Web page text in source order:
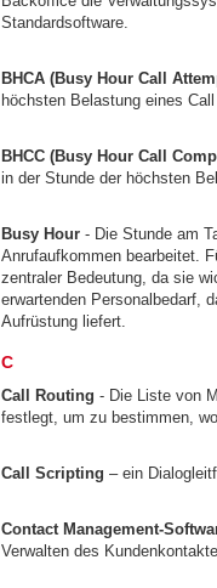
Standardsoftware.
BHCA (Busy Hour Call
höchsten Belastung eines
BHCC (Busy Hour Call
in der Stunde der höchsten
Busy Hour - Die Stunde am
Anrufaufkommen bearbeitet.
zentraler Bedeutung, da sie
erwartenden Personalbedarf,
Aufrüstung liefert.
C
Call Routing - Die Liste von
festlegt, um zu bestimmen,
Call Scripting – ein
Contact Management-
Verwalten des